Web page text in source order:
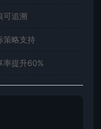
可追溯
策略支持
率提升60%